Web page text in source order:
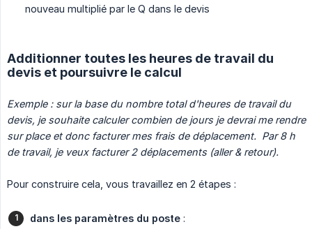
nouveau multiplié par le Q dans le devis
Additionner toutes les heures de travail du
devis et poursuivre le calcul
Exemple : sur la base du nombre total d'heures de travail du
devis, je souhaite calculer combien de jours je devrai me rendre
sur place et donc facturer mes frais de déplacement.  Par 8 h
de travail, je veux facturer 2 déplacements (aller & retour).
Pour construire cela, vous travaillez en 2 étapes :
dans les paramètres du poste :